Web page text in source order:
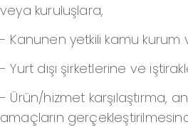
veya kuruluşlara,
- Kanunen yetkili kamu kurum
- Yurt dışı şirketlerine ve
- Ürün/hizmet karşılaştırma,
amaçların